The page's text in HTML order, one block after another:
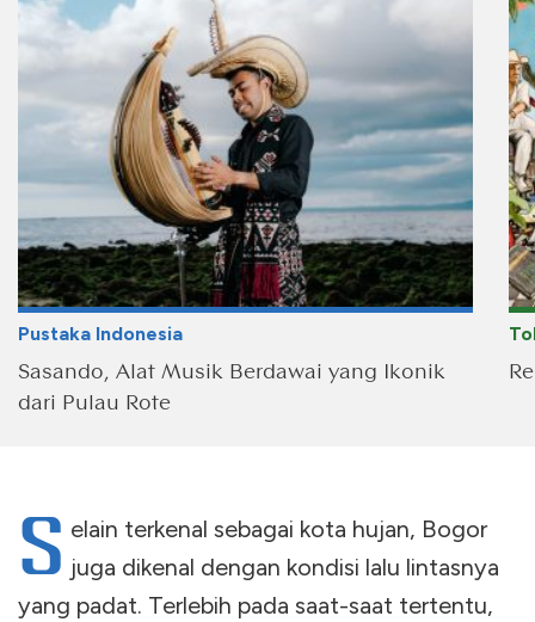
Pustaka Indonesia
Sasando, Alat Musik Berdawai yang Ikonik
dari Pulau Rote
S elain terkenal sebagai kota hujan, Bogor
juga dikenal dengan kondisi lalu lintasnya
yang padat. Terlebih pada saat-saat tertentu,